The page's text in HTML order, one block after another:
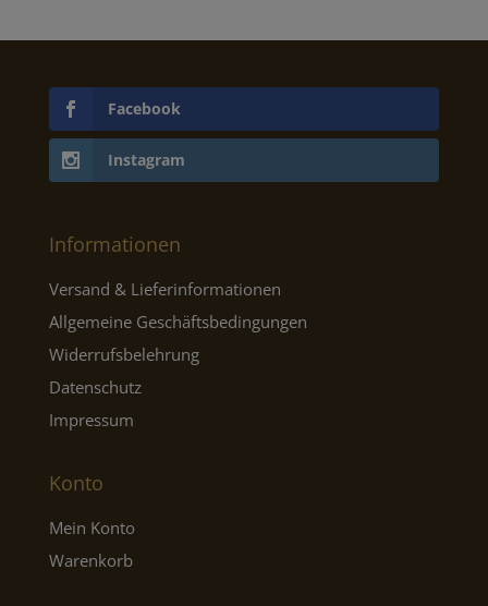
Facebook
Instagram
Informationen
Versand & Lieferinformationen
Allgemeine Geschäftsbedingungen
Widerrufsbelehrung
Datenschutz
Impressum
Konto
Mein Konto
Warenkorb